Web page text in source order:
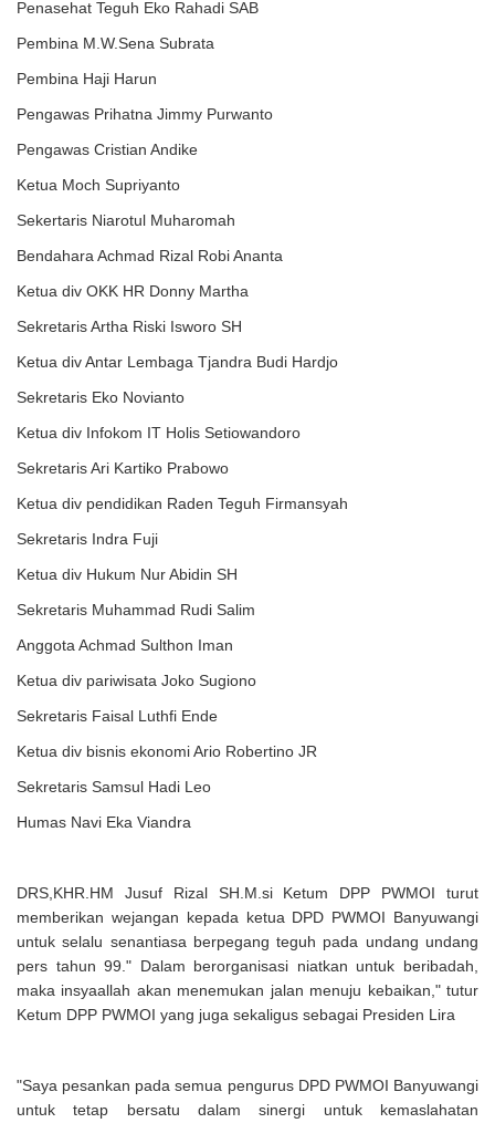
Penasehat Teguh Eko Rahadi SAB
Pembina M.W.Sena Subrata
Pembina Haji Harun
Pengawas Prihatna Jimmy Purwanto
Pengawas Cristian Andike
Ketua Moch Supriyanto
Sekertaris Niarotul Muharomah
Bendahara Achmad Rizal Robi Ananta
Ketua div OKK HR Donny Martha
Sekretaris Artha Riski Isworo SH
Ketua div Antar Lembaga Tjandra Budi Hardjo
Sekretaris Eko Novianto
Ketua div Infokom IT Holis Setiowandoro
Sekretaris Ari Kartiko Prabowo
Ketua div pendidikan Raden Teguh Firmansyah
Sekretaris Indra Fuji
Ketua div Hukum Nur Abidin SH
Sekretaris Muhammad Rudi Salim
Anggota Achmad Sulthon Iman
Ketua div pariwisata Joko Sugiono
Sekretaris Faisal Luthfi Ende
Ketua div bisnis ekonomi Ario Robertino JR
Sekretaris Samsul Hadi Leo
Humas Navi Eka Viandra
DRS,KHR.HM Jusuf Rizal SH.M.si Ketum DPP PWMOI turut
memberikan wejangan kepada ketua DPD PWMOI Banyuwangi
untuk selalu senantiasa berpegang teguh pada undang undang
pers tahun 99." Dalam berorganisasi niatkan untuk beribadah,
maka insyaallah akan menemukan jalan menuju kebaikan," tutur
Ketum DPP PWMOI yang juga sekaligus sebagai Presiden Lira
"Saya pesankan pada semua pengurus DPD PWMOI Banyuwangi
untuk tetap bersatu dalam sinergi untuk kemaslahatan